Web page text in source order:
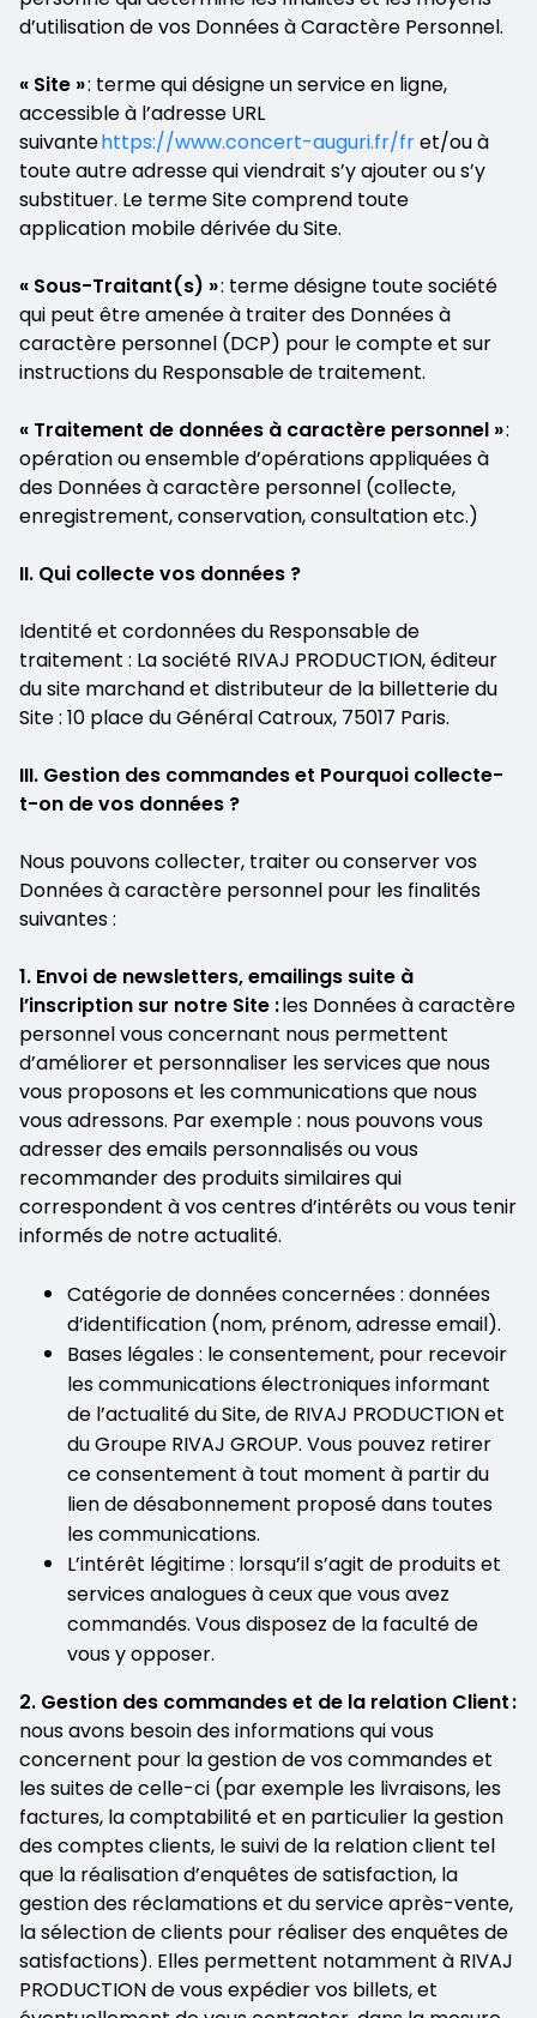
d’utilisation de vos Données à Caractère Personnel.
« Site »: terme qui désigne un service en ligne,
accessible à l’adresse URL
suivantehttps://www.concert-auguri.fr/fret/ou à
toute autre adresse qui viendrait s’y ajouter ou s’y
substituer. Le terme Site comprend toute
application mobile dérivée du Site.
« Sous-Traitant(s) »: terme désigne toute société
qui peut être amenée à traiter des Données à
caractère personnel (DCP) pour le compte et sur
instructions du Responsable de traitement.
« Traitement de données à caractère personnel »:
opération ou ensemble d’opérations appliquées à
des Données à caractère personnel (collecte,
enregistrement, conservation, consultation etc.)
II. Qui collecte vos données ?
Identité et cordonnées du Responsable de
traitement : La société RIVAJ PRODUCTION, éditeur
du site marchand et distributeur de la billetterie du
Site : 10 place du Général Catroux, 75017 Paris.
III. Gestion des commandes et Pourquoi collecte-
t-on de vos données ?
Nous pouvons collecter, traiter ou conserver vos
Données à caractère personnel pour les finalités
suivantes :
1. Envoi de newsletters, emailings suite à
l’inscription sur notre Site :les Données à caractère
personnel vous concernant nous permettent
d’améliorer et personnaliser les services que nous
vous proposons et les communications que nous
vous adressons. Par exemple : nous pouvons vous
adresser des emails personnalisés ou vous
recommander des produits similaires qui
correspondent à vos centres d’intérêts ou vous tenir
informés de notre actualité.
Catégorie de données concernées : données
d’identification (nom, prénom, adresse email).
Bases légales : le consentement, pour recevoir
les communications électroniques informant
de l’actualité du Site, de RIVAJ PRODUCTION et
du Groupe RIVAJ GROUP. Vous pouvez retirer
ce consentement à tout moment à partir du
lien de désabonnement proposé dans toutes
les communications.
L’intérêt légitime : lorsqu’il s’agit de produits et
services analogues à ceux que vous avez
commandés. Vous disposez de la faculté de
vous y opposer.
2. Gestion des commandes et de la relation Client :
nous avons besoin des informations qui vous
concernent pour la gestion de vos commandes et
les suites de celle-ci (par exemple les livraisons, les
factures, la comptabilité et en particulier la gestion
des comptes clients, le suivi de la relation client tel
que la réalisation d’enquêtes de satisfaction, la
gestion des réclamations et du service après-vente,
la sélection de clients pour réaliser des enquêtes de
satisfactions). Elles permettent notamment à RIVAJ
PRODUCTION de vous expédier vos billets, et